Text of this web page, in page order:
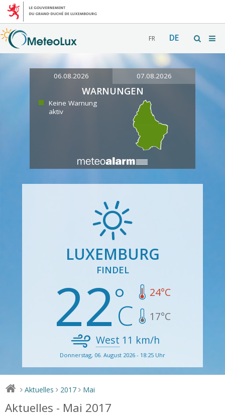
FR DE
06.08.2026 07.08.2026
WARNUNGEN
Keine Warnung
aktiv
LUXEMBURG
FINDEL
22 24°C
17°C
West 11 km/h
Donnerstag, 06. August 2026 - 18:25 Uhr
> Aktuelles > 2017 > Mai
Aktuelles - Mai 2017